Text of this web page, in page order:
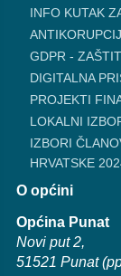
INFO KUTAK
GDPR -
DIGITALNA
PROJEKTI
LOKALNI
IZBORI
HRVATSKE
O općini
Općina Punat
Novi put 2,
51521 Punat